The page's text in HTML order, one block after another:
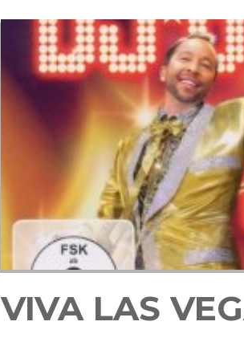
VIVA LAS